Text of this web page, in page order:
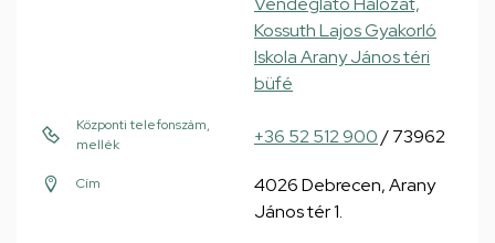
Kossuth Lajos Gyakorló
Iskola Arany János téri
büfé
Központi telefonszám,
mellék
+36 52 512 900/ 73962
Cím
4026 Debrecen, Arany
János tér 1.